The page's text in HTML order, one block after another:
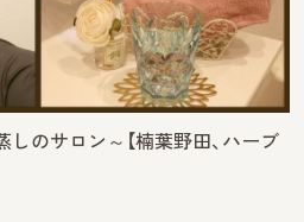
しのサロン～【楠葉野田、ハーブ